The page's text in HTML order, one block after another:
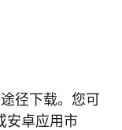
径下载。您可
安卓应用市